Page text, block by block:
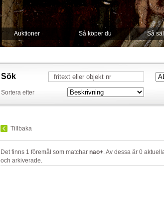
Auktioner Så köper du Så
Sök
Sortera efter
Tillbaka
Det finns 1 föremål som matchar nao+. Av dessa är 0
och arkiverade.